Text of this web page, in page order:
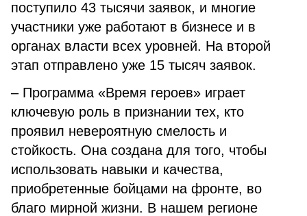
поступило 43 тысячи заявок, и многие
участники уже работают в бизнесе и в
органах власти всех уровней. На второй
этап отправлено уже 15 тысяч заявок.
– Программа «Время героев» играет
ключевую роль в признании тех, кто
проявил невероятную смелость и
стойкость. Она создана для того, чтобы
использовать навыки и качества,
приобретенные бойцами на фронте, во
благо мирной жизни. В нашем регионе